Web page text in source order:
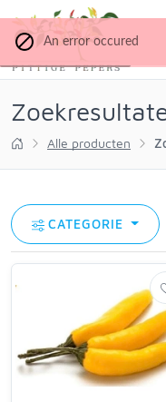
Alle producten
CATEGORIE
An error occured